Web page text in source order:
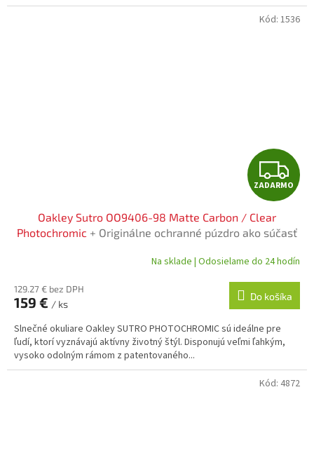
Z
A
D
A
R
M
ZADARMO
Oakley Sutro OO9406-98 Matte Carbon / Clear
Photochromic + Originálne ochranné púzdro ako súčasť
Na sklade | Odosielame do 24 hodín
129.27 € bez DPH
159 € / ks
Do košíka
Slnečné okuliare Oakley SUTRO PHOTOCHROMIC sú ideálne pre
ľudí, ktorí vyznávajú aktívny životný štýl. Disponujú veľmi ľahkým,
vysoko odolným rámom z patentovaného...
Kód: 1536
Kód: 4872